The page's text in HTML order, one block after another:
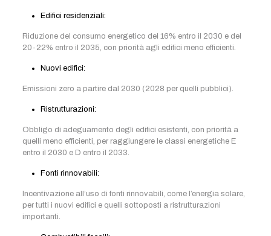
Edifici residenziali:
Riduzione del consumo energetico del 16% entro il 2030 e del
20-22% entro il 2035, con priorità agli edifici meno efficienti.
Nuovi edifici:
Emissioni zero a partire dal 2030 (2028 per quelli pubblici).
Ristrutturazioni:
Obbligo di adeguamento degli edifici esistenti, con priorità a
quelli meno efficienti, per raggiungere le classi energetiche E
entro il 2030 e D entro il 2033.
Fonti rinnovabili:
Incentivazione all’uso di fonti rinnovabili, come l’energia solare,
per tutti i nuovi edifici e quelli sottoposti a ristrutturazioni
importanti.